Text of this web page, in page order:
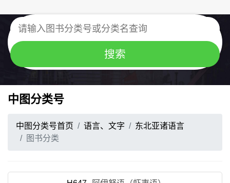
中图分类号
中图分类号首页 语言、文字
东北亚诸语言
图书分类